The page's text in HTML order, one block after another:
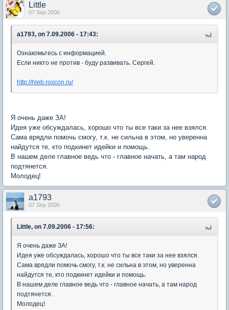
Little
07 Sep 2006
a1793, on 7.09.2006 - 17:43:
Ознакомьтесь с информацией.
Если никто не против - буду развивать. Сергей.
http://hleb.roscon.ru/
Я очень даже ЗА!
Идея уже обсуждалась, хорошо что ты все таки за нее взялся.
Сама врядли помочь смогу, т.к. не сильна в этом, но уверенна
найдутся те, кто подкинет идейки и помощь.
В нашем деле главное ведь что - главное начать, а там народ
подтянется.
Молодец!
a1793
07 Sep 2006
Little, on 7.09.2006 - 17:56:
Я очень даже ЗА!
Идея уже обсуждалась, хорошо что ты все таки за нее взялся.
Сама врядли помочь смогу, т.к. не сильна в этом, но уверенна
найдутся те, кто подкинет идейки и помощь.
В нашем деле главное ведь что - главное начать, а там народ
подтянется.
Молодец!